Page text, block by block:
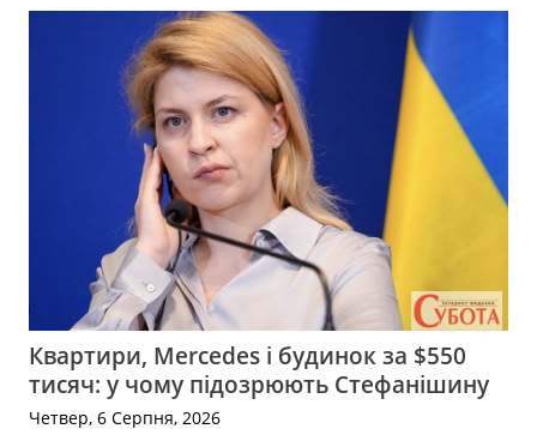
Квартири, Mercedes і будинок за $550
тисяч: у чому підозрюють Стефанішину
Четвер, 6 Серпня, 2026